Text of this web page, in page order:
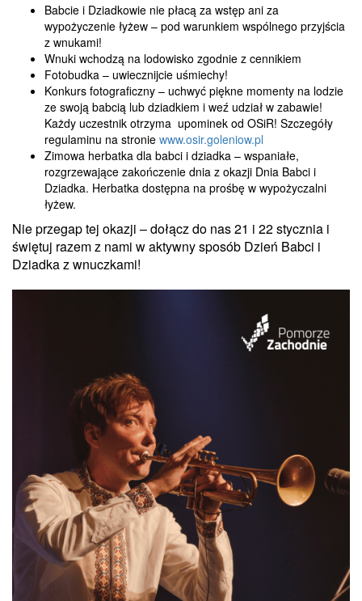
Babcie i Dziadkowie nie płacą za wstęp ani za
wypożyczenie łyżew – pod warunkiem wspólnego przyjścia
z wnukami!
Wnuki wchodzą na lodowisko zgodnie z cennikiem
Fotobudka – uwiecznijcie uśmiechy!
Konkurs fotograficzny – uchwyć piękne momenty na lodzie
ze swoją babcią lub dziadkiem i weź udział w zabawie!
Każdy uczestnik otrzyma upominek od OSiR! Szczegóły
regulaminu na stronie www.osir.goleniow.pl
Zimowa herbatka dla babci i dziadka – wspaniałe,
rozgrzewające zakończenie dnia z okazji Dnia Babci i
Dziadka. Herbatka dostępna na prośbę w wypożyczalni
łyżew.
Nie przegap tej okazji – dołącz do nas 21 i 22 stycznia i
świętuj razem z nami w aktywny sposób Dzień Babci i
Dziadka z wnuczkami!